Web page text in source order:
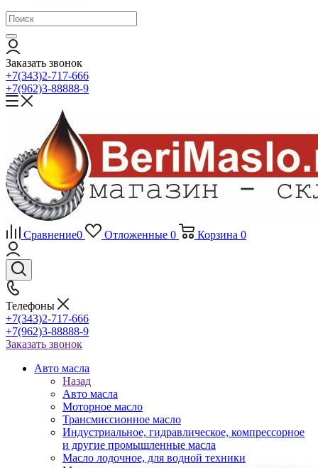
Заказать звонок
+7(343)2-717-666
+7(962)3-88888-9
Сравнение0 Отложенные 0 Корзина 0
Телефоны
+7(343)2-717-666
+7(962)3-88888-9
Заказать звонок
Авто масла
Назад
Авто масла
Моторное масло
Трансмиссионное масло
Индустриальное, гидравлическое, компрессорное
и другие промышленные масла
Масло лодочное, для водной техники